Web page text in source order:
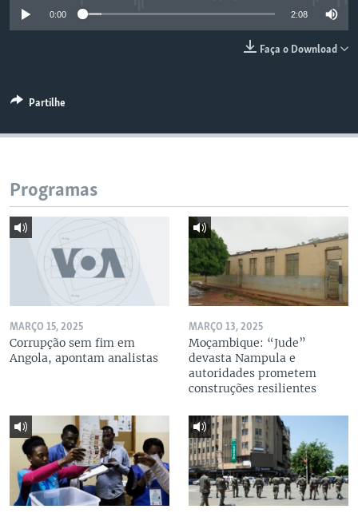
0:00 2:08
Faça o Download
Partilhe
Programas
MARÇO 15, 2025
Corrupção sem fim em
Angola, apontam analistas
MARÇO 13, 2025
Moçambique: “Jude”
devasta Nampula e
autoridades prometem
construções resilientes